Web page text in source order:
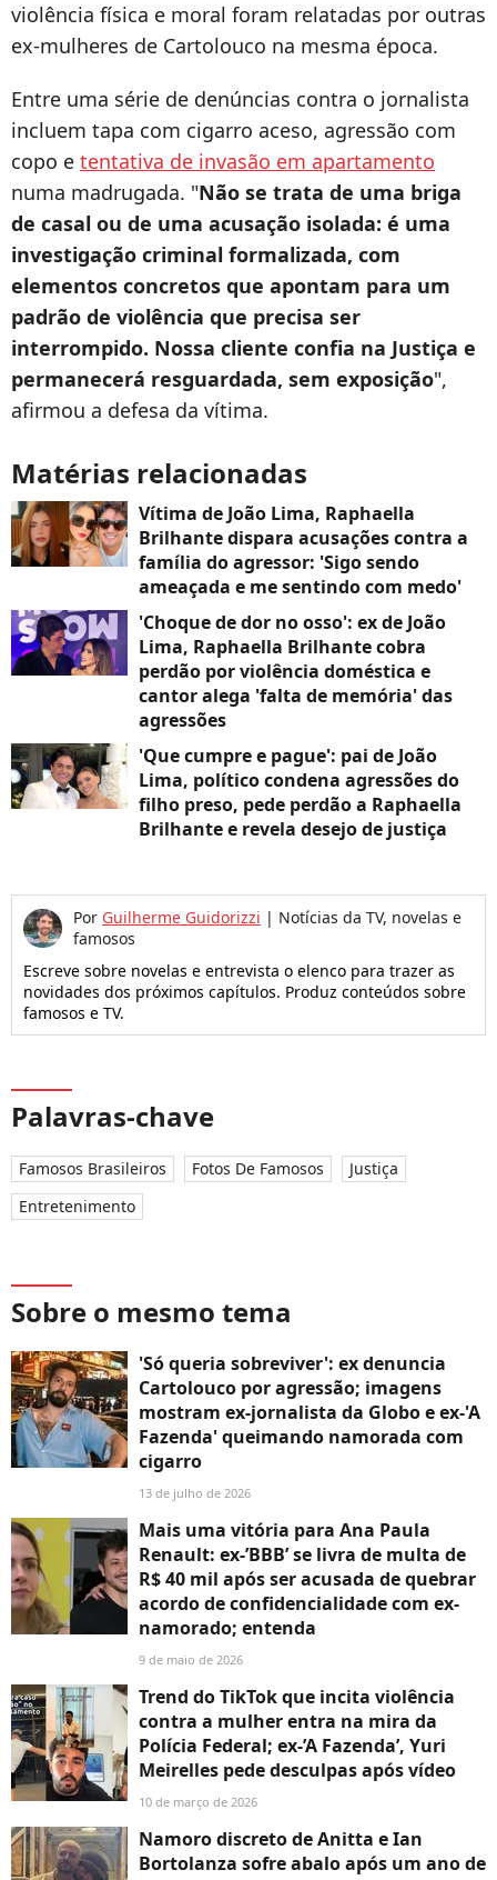
violência física e moral foram relatadas por outras
ex-mulheres de Cartolouco na mesma época.
Entre uma série de denúncias contra o jornalista
incluem tapa com cigarro aceso, agressão com
copo e tentativa de invasão em apartamento
numa madrugada. "Não se trata de uma briga
de casal ou de uma acusação isolada: é uma
investigação criminal formalizada, com
elementos concretos que apontam para um
padrão de violência que precisa ser
interrompido. Nossa cliente confia na Justiça e
permanecerá resguardada, sem exposição",
afirmou a defesa da vítima.
Matérias relacionadas
Vítima de João Lima, Raphaella
Brilhante dispara acusações contra a
família do agressor: 'Sigo sendo
ameaçada e me sentindo com medo'
'Choque de dor no osso': ex de João
Lima, Raphaella Brilhante cobra
perdão por violência doméstica e
cantor alega 'falta de memória' das
agressões
'Que cumpre e pague': pai de João
Lima, político condena agressões do
filho preso, pede perdão a Raphaella
Brilhante e revela desejo de justiça
Por Guilherme Guidorizzi | Notícias da TV, novelas e
famosos
Escreve sobre novelas e entrevista o elenco para trazer as
novidades dos próximos capítulos. Produz conteúdos sobre
famosos e TV.
Palavras-chave
Famosos Brasileiros Fotos De Famosos
Justiça
Entretenimento
Sobre o mesmo tema
'Só queria sobreviver': ex denuncia
Cartolouco por agressão; imagens
mostram ex-jornalista da Globo e ex-'A
Fazenda' queimando namorada com
cigarro
13 de julho de 2026
Mais uma vitória para Ana Paula
Renault: ex-’BBB’ se livra de multa de
R$ 40 mil após ser acusada de quebrar
acordo de confidencialidade com ex-
namorado; entenda
9 de maio de 2026
Trend do TikTok que incita violência
contra a mulher entra na mira da
Polícia Federal; ex-’A Fazenda’, Yuri
Meirelles pede desculpas após vídeo
10 de março de 2026
Namoro discreto de Anitta e Ian
Bortolanza sofre abalo após um ano de